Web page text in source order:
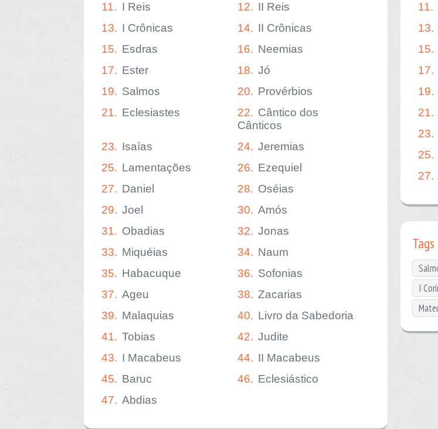
11. I Reis 12. II Reis
13. I Crônicas 14. II Crônicas
15. Esdras 16. Neemias
17. Ester 18. Jó
19. Salmos 20. Provérbios
21. Eclesiastes 22. Cântico dos
Cânticos
23. Isaías 24. Jeremias
25. Lamentações 26. Ezequiel
27. Daniel 28. Oséias
29. Joel 30. Amós
31. Obadias 32. Jonas
33. Miquéias 34. Naum
35. Habacuque 36. Sofonias
37. Ageu 38. Zacarias
39. Malaquias 40. Livro da Sabedoria
41. Tobias 42. Judite
43. I Macabeus 44. II Macabeus
45. Baruc 46. Eclesiástico
47. Abdias
11.
13.
15.
17.
19.
21.
23.
25.
27.
Tags
I